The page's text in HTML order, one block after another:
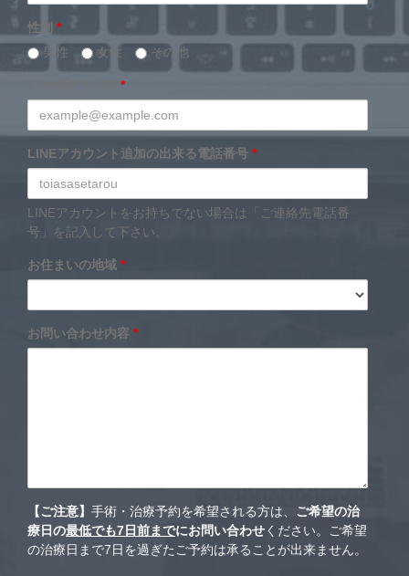
性別 *
男性
女性 その他
*
LINEアカウント追加の出来る電話番号 *
LINEアカウントをお持ちでない場合は「ご連絡先電話番
号」を記入して下さい。
お住まいの地域 *
お問い合わせ内容 *
【ご注意】 手術・治療予約を希望される方は、 ご希望の治
療日の最低でも7日前までにお問い合わせください。ご希望
の治療日まで7日を過ぎたご予約は承ることが出来ません。